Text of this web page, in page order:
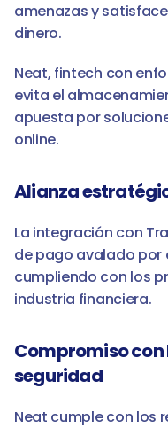
amenazas y
dinero.
Neat, fintech con
evita el
apuesta por
online.
Alianza
La integración con
de pago avalado por
cumpliendo con los
industria financiera.
Compromiso con
seguridad
Neat cumple con los